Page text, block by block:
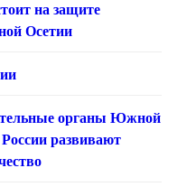
на защите
Осетии
органы Южной
развивают